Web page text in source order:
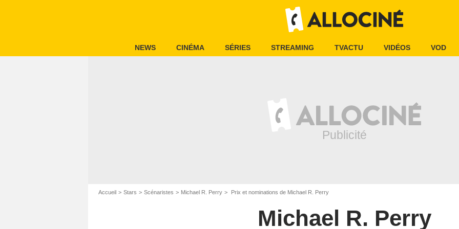
NEWS CINÉMA SÉRIES STREAMING TVACTU VIDÉOS VOD
Accueil Stars Scénaristes Michael R. Perry Prix et nominations de Michael R. Perry
Michael R. Perry